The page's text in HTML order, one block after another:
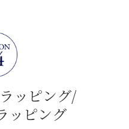
ッピング/
ッピング